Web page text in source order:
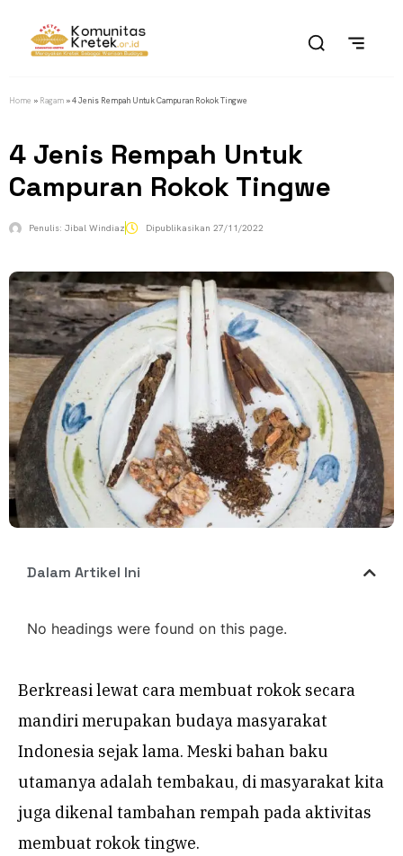
Home » Ragam »4 Jenis Rempah Untuk Campuran Rokok Tingwe
4 Jenis Rempah Untuk
Campuran Rokok Tingwe
Penulis: Jibal Windiaz Dipublikasikan 27/11/2022
Dalam Artikel Ini
No headings were found on this page.
Berkreasi lewat cara membuat rokok secara
mandiri merupakan budaya masyarakat
Indonesia sejak lama. Meski bahan baku
utamanya adalah tembakau, di masyarakat kita
juga dikenal tambahan rempah pada aktivitas
membuat rokok tingwe.